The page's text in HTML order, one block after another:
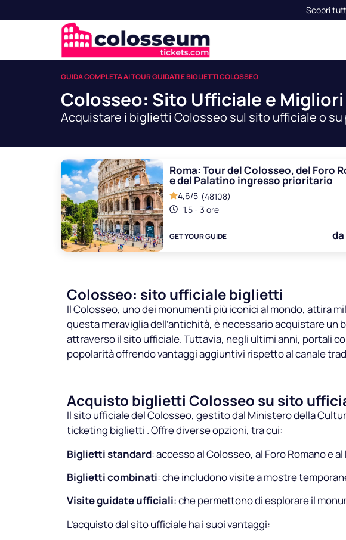
Scopri
GUIDA COMPLETA AI TOUR GUIDATI E BIGLIETTI COLOSSEO
Colosseo: Sito Ufficiale e
Acquistare i biglietti Colosseo sul sito ufficiale o su
Roma: Tour del Colosseo, del Foro
e del Palatino ingresso prioritario
4,6/5 (48108)
1.5 - 3 ore
GET YOUR GUIDE
Colosseo: sito ufficiale biglietti
Il Colosseo, uno dei monumenti più iconici al mondo, attira
questa meraviglia dell’antichità, è necessario acquistare un
attraverso il sito ufficiale. Tuttavia, negli ultimi anni, portali
popolarità offrendo vantaggi aggiuntivi rispetto al canale
Acquisto biglietti Colosseo su sito
Il sito ufficiale del Colosseo, gestito dal Ministero della
ticketing biglietti . Offre diverse opzioni, tra cui:
Biglietti standard: accesso al Colosseo, al Foro Romano e
Biglietti combinati: che includono visite a mostre
Visite guidate ufficiali: che permettono di esplorare il
L’acquisto dal sito ufficiale ha i suoi vantaggi: